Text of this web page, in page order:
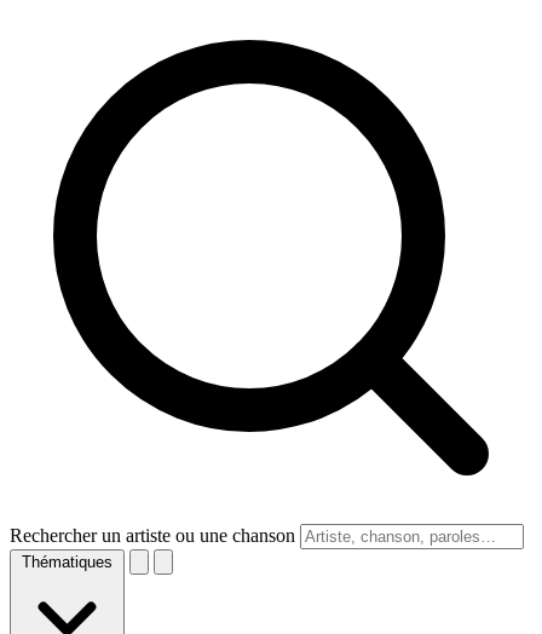
Rechercher un artiste ou une chanson
Thématiques